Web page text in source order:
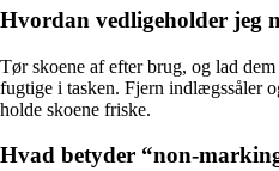
Hvordan vedligeholder jeg
Tør skoene af efter brug, og lad
fugtige i tasken. Fjern indlægssåler
holde skoene friske.
Hvad betyder “non-